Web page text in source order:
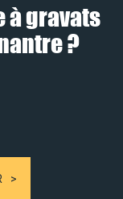
à gravats
?